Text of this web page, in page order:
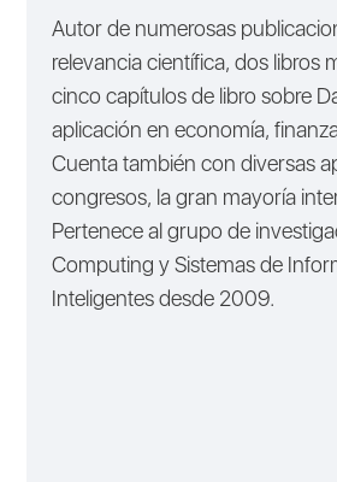
Autor de numerosas
relevancia científica, dos libros
cinco capítulos de libro sobre
aplicación en economía,
Cuenta también con diversas
congresos, la gran mayoría
Pertenece al grupo de
Computing y Sistemas de
Inteligentes desde 2009.